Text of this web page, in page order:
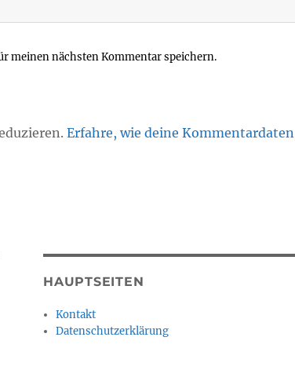
meinen nächsten Kommentar speichern.
Erfahre, wie deine Kommentardaten
HAUPTSEITEN
Kontakt
Datenschutzerklärung